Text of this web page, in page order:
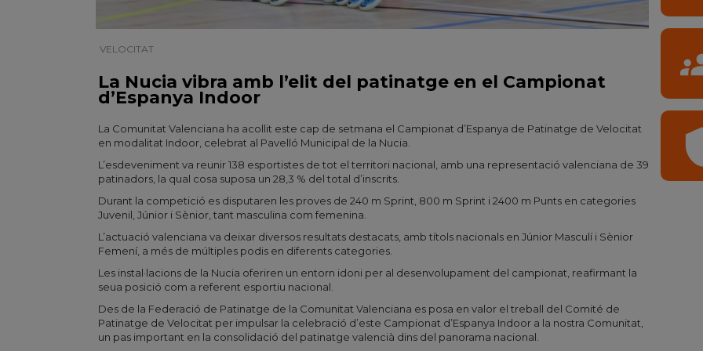
VELOCITAT
La Nucia vibra amb l’elit del patinatge en el Campionat
d’Espanya Indoor
La Comunitat Valenciana ha acollit este cap de setmana el Campionat d’Espanya de Patinatge de Velocitat
en modalitat Indoor, celebrat al Pavelló Municipal de la Nucia.
L’esdeveniment va reunir 138 esportistes de tot el territori nacional, amb una representació valenciana de 39
patinadors, la qual cosa suposa un 28,3 % del total d’inscrits.
Durant la competició es disputaren les proves de 240 m Sprint, 800 m Sprint i 2400 m Punts en categories
Juvenil, Júnior i Sènior, tant masculina com femenina.
L’actuació valenciana va deixar diversos resultats destacats, amb títols nacionals en Júnior Masculí i Sènior
Femení, a més de múltiples podis en diferents categories.
Les instal·lacions de la Nucia oferiren un entorn idoni per al desenvolupament del campionat, reafirmant la
seua posició com a referent esportiu nacional.
Des de la Federació de Patinatge de la Comunitat Valenciana es posa en valor el treball del Comité de
Patinatge de Velocitat per impulsar la celebració d’este Campionat d’Espanya Indoor a la nostra Comunitat,
un pas important en la consolidació del patinatge valencià dins del panorama nacional.